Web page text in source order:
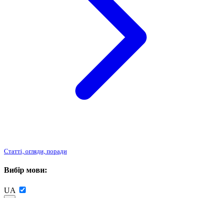
Статті, огляди, поради
Вибір мови:
UA